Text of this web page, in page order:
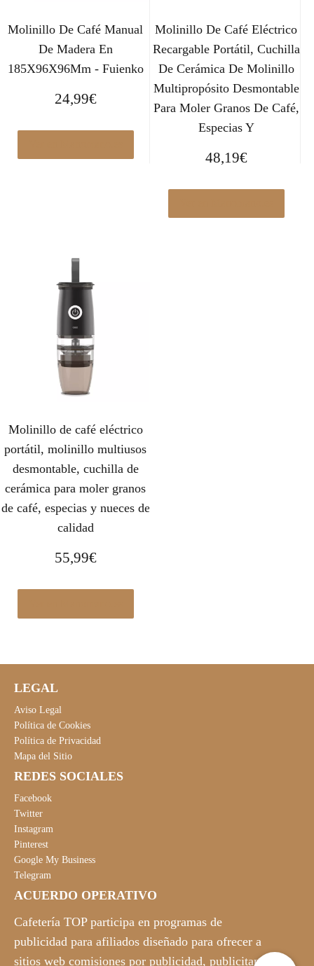
Molinillo De Café Manual
De Madera En
185X96X96Mm - Fuienko
24,99€
Molinillo De Café Eléctrico
Recargable Portátil, Cuchilla
De Cerámica De Molinillo
Multipropósito Desmontable
Para Moler Granos De Café,
Especias Y
48,19€
Molinillo de café eléctrico
portátil, molinillo multiusos
desmontable, cuchilla de
cerámica para moler granos
de café, especias y nueces de
calidad
55,99€
LEGAL
Aviso Legal
Política de Cookies
Política de Privacidad
Mapa del Sitio
REDES SOCIALES
Facebook
Twitter
Instagram
Pinterest
Google My Business
Telegram
ACUERDO OPERATIVO
Cafetería TOP participa en programas de
publicidad para afiliados diseñado para ofrecer a
sitios web comisiones por publicidad, publicitando